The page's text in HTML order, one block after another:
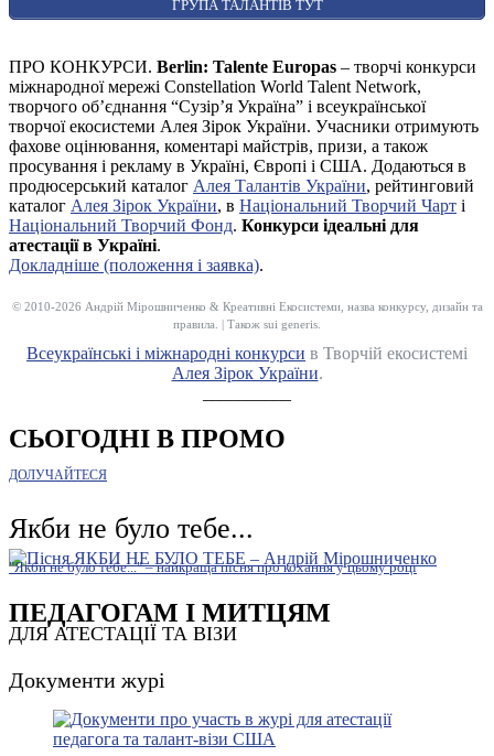
ГРУПА ТАЛАНТІВ ТУТ
ПРО КОНКУРСИ. Berlin: Talente Europas – творчі конкурси
міжнародної мережі Constellation World Talent Network,
творчого об’єднання “Сузір’я Україна” і всеукраїнської
творчої екосистеми Алея Зірок України. Учасники отримують
фахове оцінювання, коментарі майстрів, призи, а також
просування і рекламу в Україні, Європі і США. Додаються в
продюсерський каталог Алея Талантів України, рейтинговий
каталог Алея Зірок України, в Національний Творчий Чарт і
Національний Творчий Фонд. Конкурси ідеальні для
атестації в Україні.
Докладніше (положення і заявка).
© 2010-2026 Андрій Мірошниченко & Креативні Екосистеми, назва конкурсу, дизайн та
правила. | Також sui generis.
Всеукраїнські і міжнародні конкурси в Творчій екосистемі
Алея Зірок України.
СЬОГОДНІ В ПРОМО
ДОЛУЧАЙТЕСЯ
Якби не було тебе...
"Якби не було тебе..." – найкраща пісня про кохання у цьому році
ПЕДАГОГАМ І МИТЦЯМ
ДЛЯ АТЕСТАЦІЇ ТА ВІЗИ
Документи журі